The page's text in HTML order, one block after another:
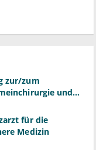
zur/zum
und
für die
Medizin